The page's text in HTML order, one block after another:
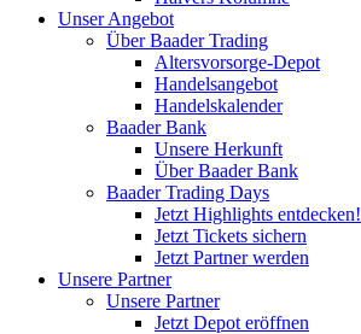
Unser Angebot
Über Baader Trading
Altersvorsorge-Depot
Handelsangebot
Handelskalender
Baader Bank
Unsere Herkunft
Über Baader Bank
Baader Trading Days
Jetzt Highlights entdecken!
Jetzt Tickets sichern
Jetzt Partner werden
Unsere Partner
Unsere Partner
Jetzt Depot eröffnen